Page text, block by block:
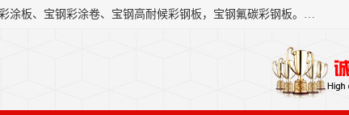
上海轩本实业有限公司主营产品：宝钢彩钢板、宝钢彩钢卷、宝钢彩涂板、宝钢彩涂卷、宝钢高耐候彩钢板，宝钢氟碳彩钢板。是一家集钢铁贸易，物流、加工为一体的产业全配套公司。